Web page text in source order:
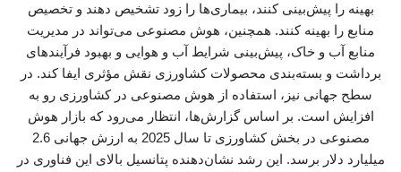
بهینه را پیش‌بینی کنند، بیماری‌ها را زود تشخیص دهند و تخصیص
منابع را بهینه کنند. همچنین، هوش مصنوعی می‌تواند در مدیریت
منابع آب و خاک، پیش‌بینی شرایط آب و هوایی و بهبود فرآیندهای
برداشت و بسته‌بندی محصولات کشاورزی نقش مؤثری ایفا کند. در
سطح جهانی نیز، استفاده از هوش مصنوعی در کشاورزی رو به
افزایش است. بر اساس گزارش‌ها، انتظار می‌رود که بازار هوش
مصنوعی در بخش کشاورزی تا سال 2025 به ارزش جهانی 2.6
میلیارد دلار برسد. این رشد نشان‌دهنده پتانسیل بالای این فناوری در